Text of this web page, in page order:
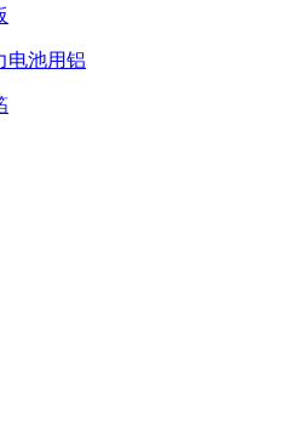
电池用铝